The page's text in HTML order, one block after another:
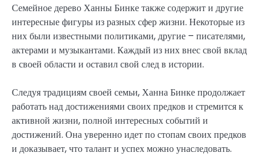
Семейное дерево Ханны Бинке также содержит и другие
интересные фигуры из разных сфер жизни. Некоторые из
них были известными политиками, другие – писателями,
актерами и музыкантами. Каждый из них внес свой вклад
в своей области и оставил свой след в истории.
Следуя традициям своей семьи, Ханна Бинке продолжает
работать над достижениями своих предков и стремится к
активной жизни, полной интересных событий и
достижений. Она уверенно идет по стопам своих предков
и доказывает, что талант и успех можно унаследовать.